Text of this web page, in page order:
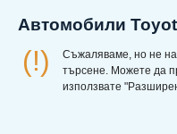
Автомобили
(!)
Съжаляваме, но не
търсене. Можете да
използвате